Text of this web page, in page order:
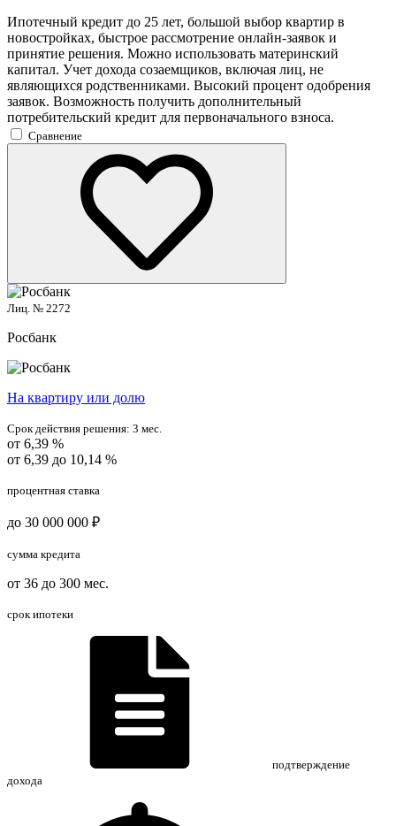
Ипотечный кредит до 25 лет, большой выбор квартир в
новостройках, быстрое рассмотрение онлайн-заявок и
принятие решения. Можно использовать материнский
капитал. Учет дохода созаемщиков, включая лиц, не
являющихся родственниками. Высокий процент одобрения
заявок. Возможность получить дополнительный
потребительский кредит для первоначального взноса.
Сравнение
Лиц. № 2272
Росбанк
На квартиру или долю
Срок действия решения: 3 мес.
от 6,39 %
от 6,39 до 10,14 %
процентная ставка
до 30 000 000 ₽
сумма кредита
от 36 до 300 мес.
срок ипотеки
подтверждение
дохода